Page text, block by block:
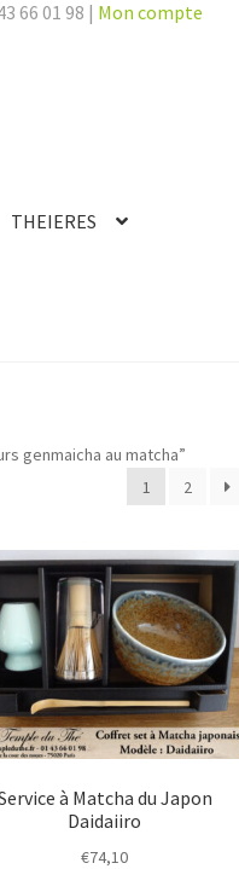
66 01 98 | Mon compte
THEIERES
genmaicha au matcha”
1 2
à Matcha du Japon
Daidaiiro
€74,10